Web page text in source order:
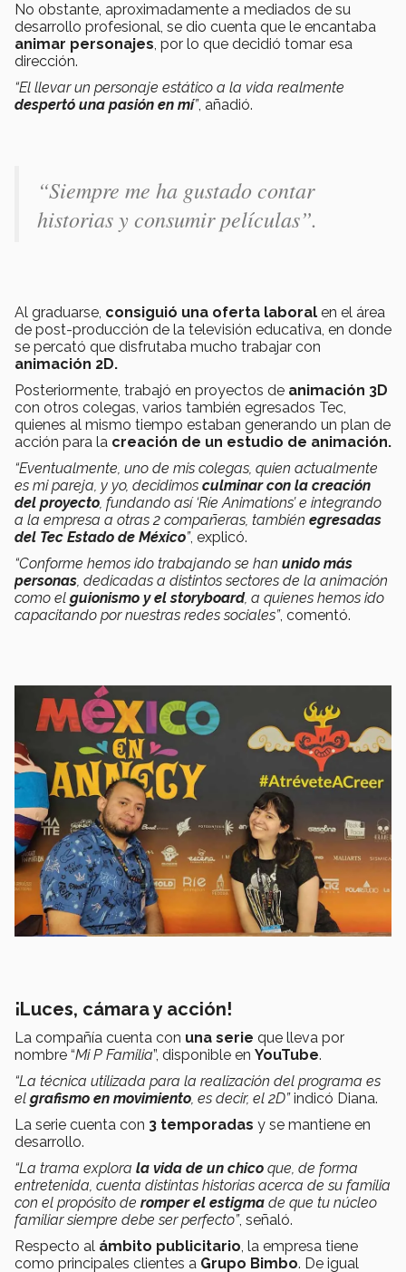
No obstante, aproximadamente a mediados de su
desarrollo profesional, se dio cuenta que le encantaba
animar personajes, por lo que decidió tomar esa
dirección.
“El llevar un personaje estático a la vida realmente
despertó una pasión en mí”, añadió.
“Siempre me ha gustado contar
historias y consumir películas”.
Al graduarse, consiguió una oferta laboral en el área
de post-producción de la televisión educativa, en donde
se percató que disfrutaba mucho trabajar con
animación 2D.
Posteriormente, trabajó en proyectos de animación 3D
con otros colegas, varios también egresados Tec,
quienes al mismo tiempo estaban generando un plan de
acción para la creación de un estudio de animación.
“Eventualmente, uno de mis colegas, quien actualmente
es mi pareja, y yo, decidimos culminar con la creación
del proyecto, fundando así ‘Ríe Animations’ e integrando
a la empresa a otras 2 compañeras, también egresadas
del Tec Estado de México”, explicó.
“Conforme hemos ido trabajando se han unido más
personas, dedicadas a distintos sectores de la animación
como el guionismo y el storyboard, a quienes hemos ido
capacitando por nuestras redes sociales”, comentó.
¡Luces, cámara y acción!
La compañía cuenta con una serie que lleva por
nombre “Mi P Familia”, disponible en YouTube.
“La técnica utilizada para la realización del programa es
el grafismo en movimiento, es decir, el 2D”indicó Diana.
La serie cuenta con 3 temporadas y se mantiene en
desarrollo.
“La trama explora la vida de un chico que, de forma
entretenida, cuenta distintas historias acerca de su familia
con el propósito de romper el estigma de que tu núcleo
familiar siempre debe ser perfecto”, señaló.
Respecto al ámbito publicitario, la empresa tiene
como principales clientes a Grupo Bimbo. De igual